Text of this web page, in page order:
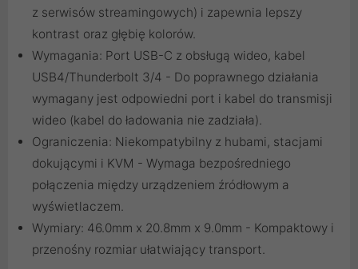
z serwisów streamingowych) i zapewnia lepszy
kontrast oraz głębię kolorów.
Wymagania: Port USB-C z obsługą wideo, kabel
USB4/Thunderbolt 3/4 - Do poprawnego działania
wymagany jest odpowiedni port i kabel do transmisji
wideo (kabel do ładowania nie zadziała).
Ograniczenia: Niekompatybilny z hubami, stacjami
dokującymi i KVM - Wymaga bezpośredniego
połączenia między urządzeniem źródłowym a
wyświetlaczem.
Wymiary: 46.0mm x 20.8mm x 9.0mm - Kompaktowy i
przenośny rozmiar ułatwiający transport.